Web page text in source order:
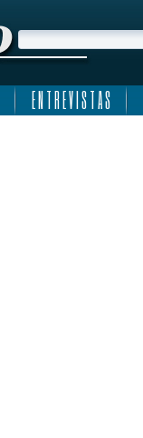
E N T R E V I S T A S